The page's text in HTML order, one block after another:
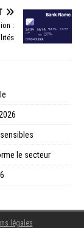
:
le secteur
légales